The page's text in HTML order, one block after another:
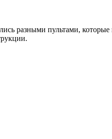
разными пультами,